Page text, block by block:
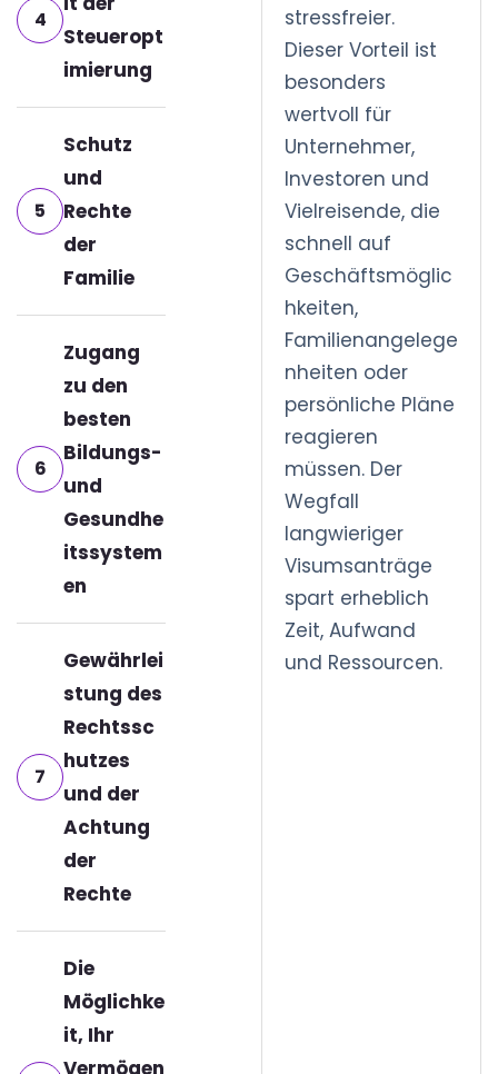
4
Steueropt
imierung
5
Schutz
und
Rechte
der
Familie
6
Zugang
zu den
besten
Bildungs-
und
Gesundhe
itssystem
en
7
Gewährlei
stung des
Rechtssc
hutzes
und der
Achtung
der
Rechte
Die
Möglichke
it, Ihr
Vermögen
stressfreier.
Dieser Vorteil ist
besonders
wertvoll für
Unternehmer,
Investoren und
Vielreisende, die
schnell auf
Geschäftsmöglic
hkeiten,
Familienangelege
nheiten oder
persönliche Pläne
reagieren
müssen. Der
Wegfall
langwieriger
Visumsanträge
spart erheblich
Zeit, Aufwand
und Ressourcen.